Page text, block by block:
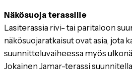
Näkösuoja terassille
Lasiterassia rivi- tai paritaloon
näkösuojaratkaisut ovat asia, jota
suunnitteluvaiheessa myös
Jokainen Jamar-terassi